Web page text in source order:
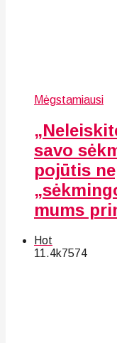
Mėgstamiausi
savo
pojūtis
mums
Hot
11.4k7574